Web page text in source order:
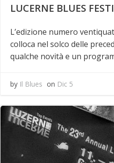
LUCERNE BLUES
L’edizione numero
colloca nel solco delle
qualche novità e un
by Il Blues on Dic 5